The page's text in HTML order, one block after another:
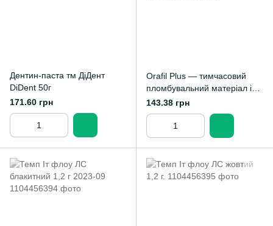
Дентин-паста тм ДіДент
DiDent 50г
171.60 грн
Orafil Plus — тимчасовий
пломбувальний матеріал із
фторидом натрію 40 г
PREVEST DenPro
143.38 грн